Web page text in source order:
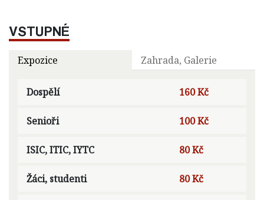
VSTUPNÉ
Expozice Zahrada, Galerie
Dospělí 160 Kč
Senioři 100 Kč
ISIC, ITIC, IYTC 80 Kč
Žáci, studenti 80 Kč